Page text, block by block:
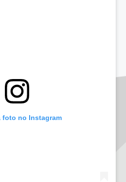
foto no Instagram